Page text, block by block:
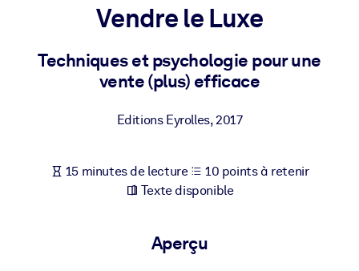
PAR SYSTÈME
Pour LMS/LXP
LMS/LXP pour de meilleurs résultats d'apprentissage.
Enrichissez votre bibliothèque d'entreprise avec des
commerciales fiables et prêtes à l'emploi.
Alimentez vos systèmes d'IA avec des connaissances fiables et
Vendre le Luxe
Techniques et psychologie pour une
vente (plus) efficace
Editions Eyrolles,2017
15 minutes de lecture
10 points à retenir
Texte disponible
Aperçu